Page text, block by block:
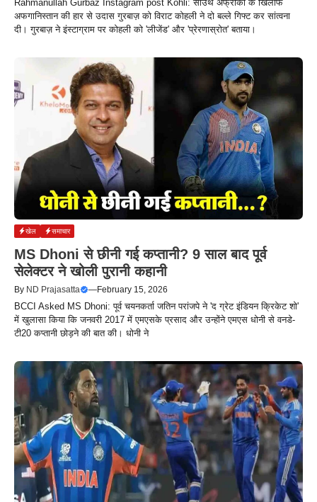
Rahmanullah Gurbaz Instagram post Kohli: साउथ अफ्रीका के खिलाफ
अफगानिस्तान की हार से उदास गुरबाज़ को विराट कोहली ने दो बल्ले गिफ्ट कर सांत्वना
दी। गुरबाज़ ने इंस्टाग्राम पर कोहली को 'लीजेंड' और 'प्रेरणास्रोत' बताया।
खेल समाचार
MS Dhoni से छीनी गई कप्तानी? 9 साल बाद पूर्व
सेलेक्टर ने खोली पुरानी कहानी
By ND Prajasatta —February 15, 2026
BCCI Asked MS Dhoni: पूर्व चयनकर्ता जतिन परांजपे ने 'द ग्रेट इंडियन क्रिकेट शो'
में खुलासा किया कि जनवरी 2017 में एमएसके प्रसाद और उन्होंने एमएस धोनी से वनडे-
टी20 कप्तानी छोड़ने की बात की। धोनी ने